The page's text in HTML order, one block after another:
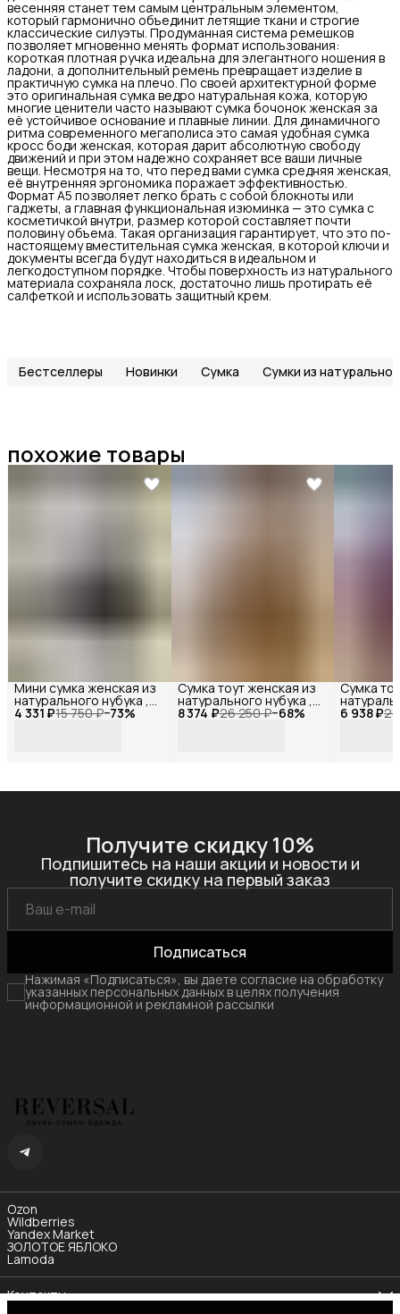
весенняя станет тем самым центральным элементом,
который гармонично объединит летящие ткани и строгие
классические силуэты. Продуманная система ремешков
позволяет мгновенно менять формат использования:
короткая плотная ручка идеальна для элегантного ношения в
ладони, а дополнительный ремень превращает изделие в
практичную сумка на плечо. По своей архитектурной форме
это оригинальная сумка ведро натуральная кожа, которую
многие ценители часто называют сумка бочонок женская за
её устойчивое основание и плавные линии. Для динамичного
ритма современного мегаполиса это самая удобная сумка
кросс боди женская, которая дарит абсолютную свободу
движений и при этом надежно сохраняет все ваши личные
вещи. Несмотря на то, что перед вами сумка средняя женская,
её внутренняя эргономика поражает эффективностью.
Формат А5 позволяет легко брать с собой блокноты или
гаджеты, а главная функциональная изюминка — это сумка с
косметичкой внутри, размер которой составляет почти
половину объема. Такая организация гарантирует, что это по-
настоящему вместительная сумка женская, в которой ключи и
документы всегда будут находиться в идеальном и
легкодоступном порядке. Чтобы поверхность из натурального
материала сохраняла лоск, достаточно лишь протирать её
салфеткой и использовать защитный крем.
Бестселлеры Новинки Сумка Сумки из
похожие товары
4 331 ₽15 750 ₽−73%
Мини сумка женская из
натурального нубука ,
Reversal , 8 374 ₽26 250 ₽−68%
Сумка тоут женская из
натурального нубука ,
Reversal , 6 938 ₽
Сумка
Reversal ,
Получите скидку 10%
Подпишитесь на наши акции и новости и
получите скидку на первый заказ
Подписаться
Нажимая «Подписаться», вы даете согласие на обработку
указанных персональных данных в целях получения
информационной и рекламной рассылки
Ozon
Wildberries
Yandex Market
ЗОЛОТОЕ ЯБЛОКО
Lamoda
Контакты